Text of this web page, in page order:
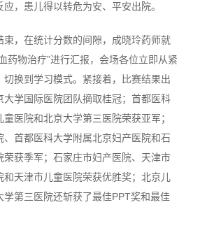
，患儿得以转危为安、平安出院。
束，在统计分数的间隙，成晓玲药师就
药物治疗”进行汇报，会场各位立即从紧
切换到学习模式。紧接着，比赛结果出
大学国际医院团队摘取桂冠；首都医科
医院和北京大学第三医院荣获亚军；
、首都医科大学附属北京妇产医院和石
荣获季军；石家庄市妇产医院、天津市
和天津市儿童医院荣获优胜奖；北京儿
学第三医院还斩获了最佳PPT奖和最佳